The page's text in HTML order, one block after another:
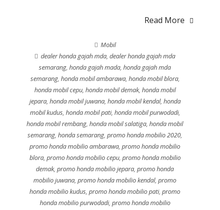
Read More
Mobil
dealer honda gajah mda,dealer honda gajah mda
semarang,honda gajah mada,honda gajah mda
semarang, honda mobil ambarawa, honda mobil blora,
honda mobil cepu, honda mobil demak, honda mobil
jepara, honda mobil juwana, honda mobil kendal, honda
mobil kudus, honda mobil pati, honda mobil purwodadi,
honda mobil rembang,honda mobil salatiga,honda mobil
semarang,honda semarang,promo honda mobilio 2020,
promo honda mobilio ambarawa,promo honda mobilio
blora, promo honda mobilio cepu, promo honda mobilio
demak,promo honda mobilio jepara,promo honda
mobilio juwana,promo honda mobilio kendal,promo
honda mobilio kudus,promo honda mobilio pati,promo
honda mobilio purwodadi, promo honda mobilio